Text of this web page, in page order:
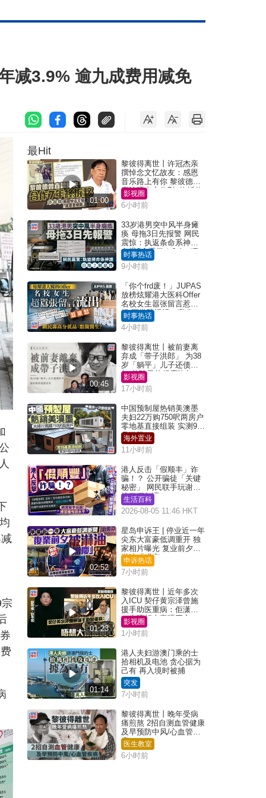
减3.9% 逾九成费用减免
最Hit
01:00
黎彼得离世丨许冠杰亲
撰悼念文忆故友：感恩
音乐路上有你 黎彼德曾
直认唔夹合作7年终拆伙
影视圈
6小时前
33岁港男突中风半身瘫
痪 母拖3日先报警 网民
震惊：执返条命系神迹
自爆2个恶习｜Juicy叮
时事热话
9小时前
「你个frd废！」JUPAS
放榜炫耀港大医科Offer
名校女生嚣张留言惹众
怒 医学院澄清：宣称
「40.5分获录取」不符事
实｜Juicy叮
时事热话
4小时前
00:45
黎彼得离世丨被前妻离
弃成「带子洪郎」 为38
岁「躺平」儿子还债多
年 曾盼寻伴侣度晚年
影视圈
17小时前
中国预制屋热销美澳墨
夫妇22万购750呎两房户
零地基直接组装 实测9个
月激赞
海外置业
11小时前
港人反击「假顺丰」诈
骗！？ 公开骗徒「关键
秘密」 网民联手玩谢：
练习缅甸语
生活百科
2026-08-05 11:46 HKT
02:52
星岛申诉王 | 停业近一年
尖东大富豪低调重开 独
家相片曝光 复业前夕被
淋油「赠庆」
申诉热话
7小时前
01:23
黎彼得离世丨近年多次
入ICU 契仔黄宗泽曾施
援手助医重病：佢潇洒
一生唔想大家唔开心
影视圈
1小时前
01:14
港人夫妇游澳门乘的士
拾相机及电池 贪心据为
己有 再入境时被捕
突发
7小时前
黎彼得离世丨晚年受病
痛煎熬 2招自测血管健康
及早预防中风/心血管疾
病医生教室
6小时前